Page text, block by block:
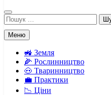
Пошук:
Меню
🚜 Земля
🌽 Рослинництво
🐽 Тваринництво
💼 Практики
📉 Ціни